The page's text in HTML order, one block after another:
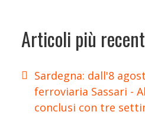
Articoli più
Sardegna: dall'8
ferroviaria Sassari -
conclusi con tre